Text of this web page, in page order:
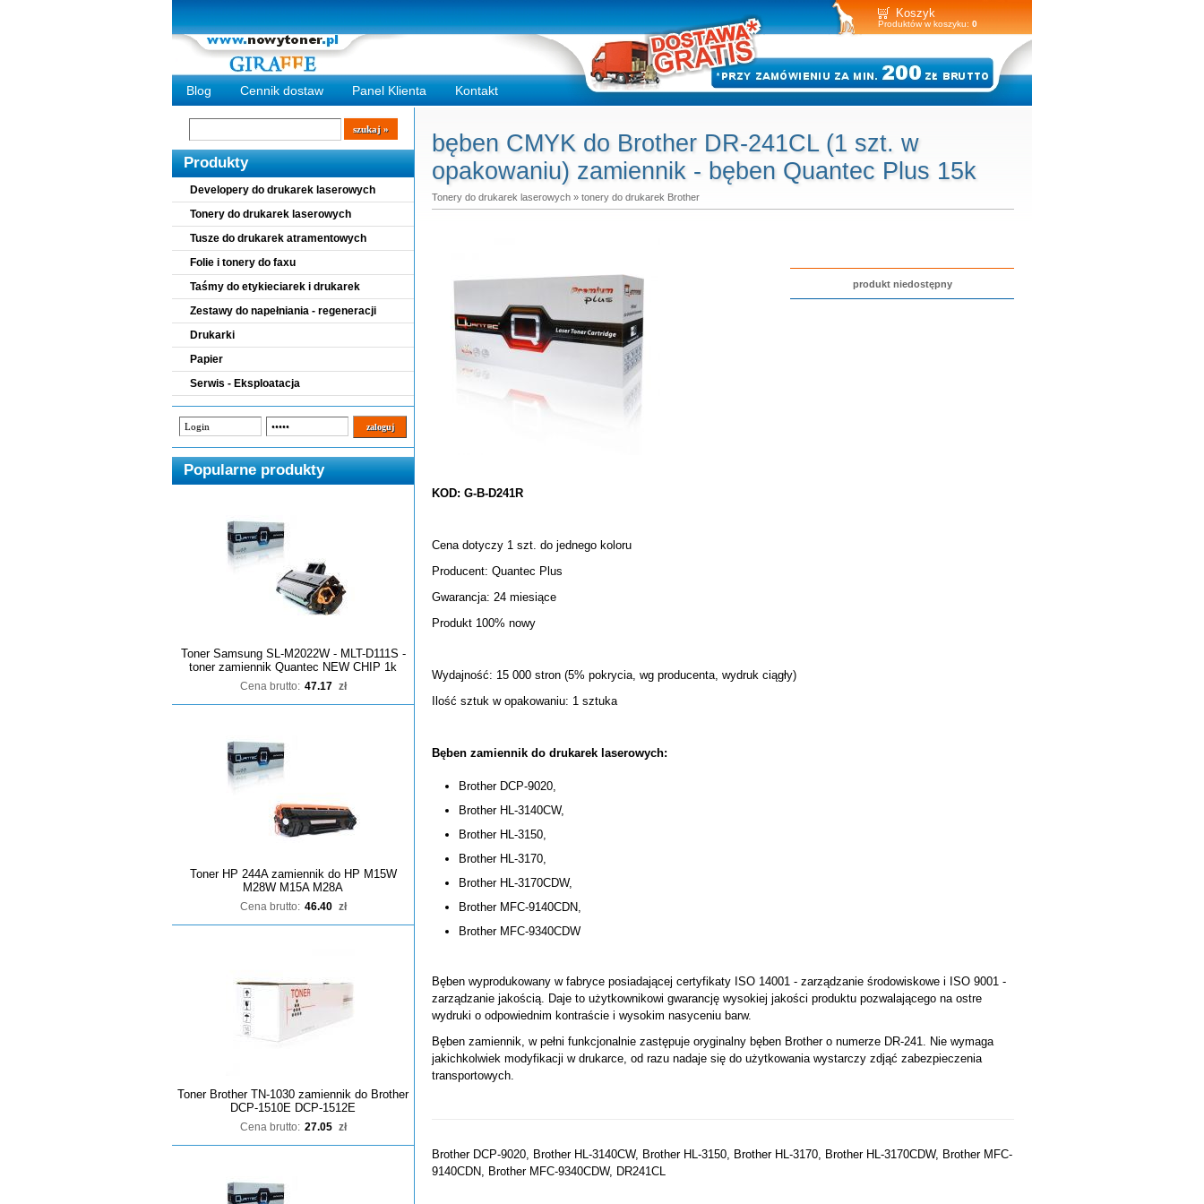
Koszyk
Produktów w koszyku: 0
Blog Cennik dostaw Panel Klienta Kontakt
Wyszukiwarka
szukaj
Produkty
Developery do drukarek laserowych
Tonery do drukarek laserowych
Tusze do drukarek atramentowych
Folie i tonery do faxu
Taśmy do etykieciarek i drukarek
Zestawy do napełniania - regeneracji
Drukarki
Papier
Serwis - Eksploatacja
Popularne produkty
Toner Samsung SL-M2022W - MLT-D111S -
toner zamiennik Quantec NEW CHIP 1k
Cena brutto: 47.17 zł
Toner HP 244A zamiennik do HP M15W
M28W M15A M28A
Cena brutto: 46.40 zł
Toner Brother TN-1030 zamiennik do Brother
DCP-1510E DCP-1512E
Cena brutto: 27.05 zł
bęben CMYK do Brother DR-241CL (1 szt. w
opakowaniu) zamiennik - bęben Quantec Plus 15k
Tonery do drukarek laserowych » tonery do drukarek Brother
produkt niedostępny
KOD: G-B-D241R
Cena dotyczy 1 szt. do jednego koloru
Producent: Quantec Plus
Gwarancja: 24 miesiące
Produkt 100% nowy
Wydajność: 15 000 stron (5% pokrycia, wg producenta, wydruk ciągły)
Ilość sztuk w opakowaniu: 1 sztuka
Bęben zamiennik do drukarek laserowych:
Brother DCP-9020,
Brother HL-3140CW,
Brother HL-3150,
Brother HL-3170,
Brother HL-3170CDW,
Brother MFC-9140CDN,
Brother MFC-9340CDW
Bęben wyprodukowany w fabryce posiadającej certyfikaty ISO 14001 - zarządzanie środowiskowe i ISO 9001 -
zarządzanie jakością. Daje to użytkownikowi gwarancję wysokiej jakości produktu pozwalającego na ostre
wydruki o odpowiednim kontraście i wysokim nasyceniu barw.
Bęben zamiennik, w pełni funkcjonalnie zastępuje oryginalny bęben Brother o numerze DR-241. Nie wymaga
jakichkolwiek modyfikacji w drukarce, od razu nadaje się do użytkowania wystarczy zdjąć zabezpieczenia
transportowych.
Brother DCP-9020, Brother HL-3140CW, Brother HL-3150, Brother HL-3170, Brother HL-3170CDW, Brother MFC-
9140CDN, Brother MFC-9340CDW, DR241CL